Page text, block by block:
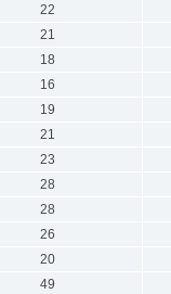
22
21
18
16
19
21
23
28
28
26
20
49